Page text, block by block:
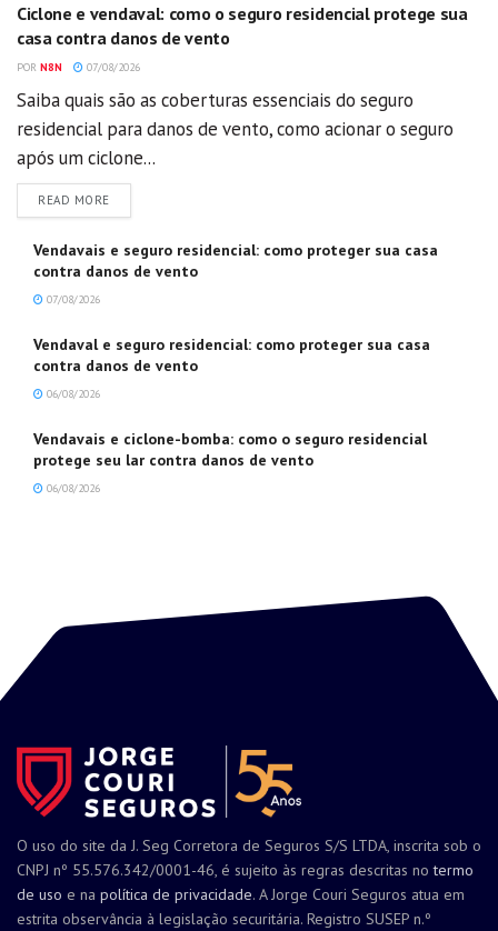
Ciclone e vendaval: como o seguro residencial protege sua
casa contra danos de vento
POR N8N 07/08/2026
Saiba quais são as coberturas essenciais do seguro
residencial para danos de vento, como acionar o seguro
após um ciclone...
READ MOREDETAILS
Vendavais e seguro residencial: como proteger sua casa
contra danos de vento
07/08/2026
Vendaval e seguro residencial: como proteger sua casa
contra danos de vento
06/08/2026
Vendavais e ciclone-bomba: como o seguro residencial
protege seu lar contra danos de vento
06/08/2026
O uso do site da J. Seg Corretora de Seguros S/S LTDA, inscrita sob o
CNPJ nº 55.576.342/0001-46, é sujeito às regras descritas notermo
de uso e na política de privacidade. A Jorge Couri Seguros atua em
estrita observância à legislação securitária. Registro SUSEP n.º